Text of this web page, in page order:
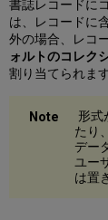
書誌レコードに
は、レコードに
外の場合、レコ
ォルトのコレク
割り当てられます
形式
たり
デー
ユー
は置